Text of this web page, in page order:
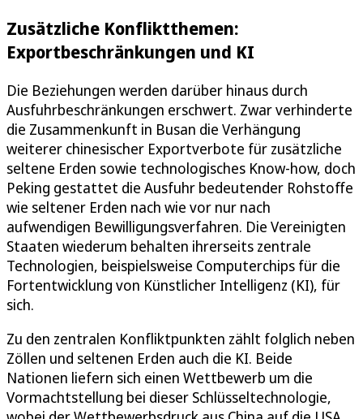
Zusätzliche Konfliktthemen:
Exportbeschränkungen und KI
Die Beziehungen werden darüber hinaus durch
Ausfuhrbeschränkungen erschwert. Zwar verhinderte
die Zusammenkunft in Busan die Verhängung
weiterer chinesischer Exportverbote für zusätzliche
seltene Erden sowie technologisches Know-how, doch
Peking gestattet die Ausfuhr bedeutender Rohstoffe
wie seltener Erden nach wie vor nur nach
aufwendigen Bewilligungsverfahren. Die Vereinigten
Staaten wiederum behalten ihrerseits zentrale
Technologien, beispielsweise Computerchips für die
Fortentwicklung von Künstlicher Intelligenz (KI), für
sich.
Zu den zentralen Konfliktpunkten zählt folglich neben
Zöllen und seltenen Erden auch die KI. Beide
Nationen liefern sich einen Wettbewerb um die
Vormachtstellung bei dieser Schlüsseltechnologie,